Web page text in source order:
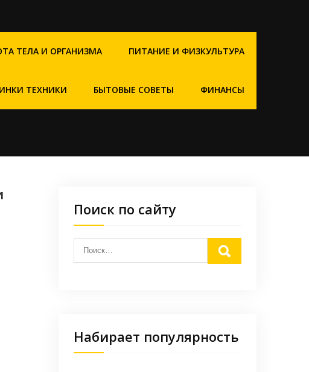
ТЕЛА И ОРГАНИЗМА ПИТАНИЕ И ФИЗКУЛЬТУРА
ТЕХНИКИ БЫТОВЫЕ СОВЕТЫ ФИНАНСЫ
Поиск по сайту
Набирает популярность